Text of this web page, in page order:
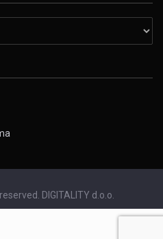
DIGITALITY d.o.o.